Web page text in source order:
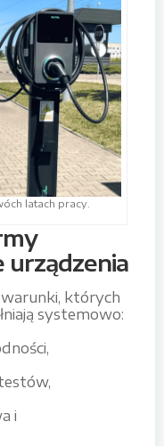
latach pracy.
których
systemowo:
i